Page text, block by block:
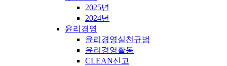
2025년
2024년
윤리경영
윤리경영실천규범
윤리경영활동
CLEAN신고